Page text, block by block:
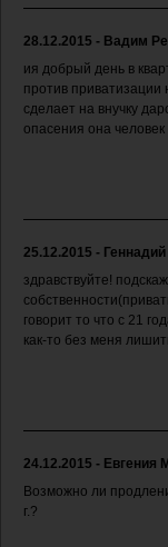
28.12.2015 - Вадим
ия добрый день в
против приватизации
сделает на внучку
опасения она
25.12.2015 -
здравствуйте!
говорит то что с 21
как-то без меня
24.12.2015 - Евгения
Возможно ли
г.?